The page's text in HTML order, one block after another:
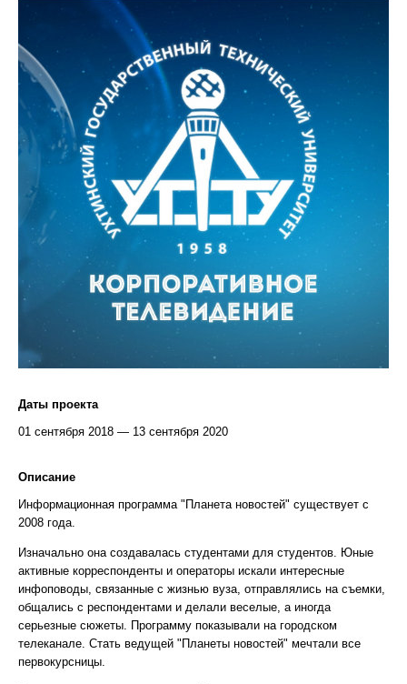
Даты проекта
01 сентября 2018 — 13 сентября 2020
Описание
Информационная программа "Планета новостей" существует с
2008 года.
Изначально она создавалась студентами для студентов. Юные
активные корреспонденты и операторы искали интересные
инфоповоды, связанные с жизнью вуза, отправлялись на съемки,
общались с респондентами и делали веселые, а иногда
серьезные сюжеты. Программу показывали на городском
телеканале. Стать ведущей "Планеты новостей" мечтали все
первокурсницы.